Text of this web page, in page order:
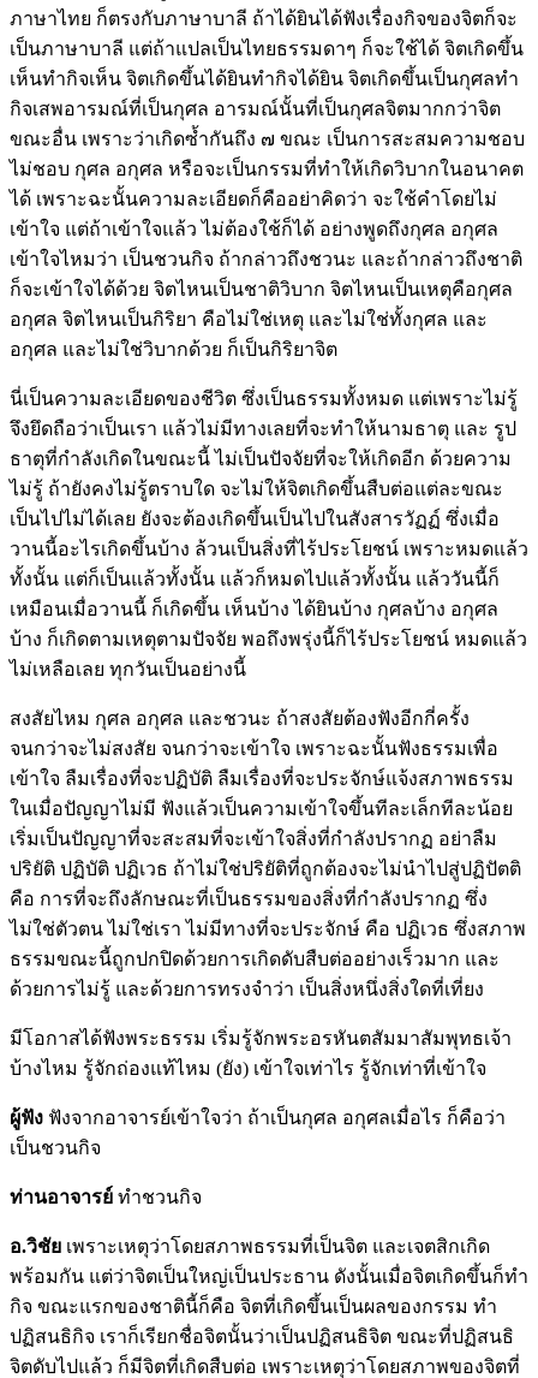
ภาษาไทย ก็ตรงกับภาษาบาลี ถ้าได้ยินได้ฟังเรื่องกิจของจิตก็จะ
เป็นภาษาบาลี แต่ถ้าแปลเป็นไทยธรรมดาๆ ก็จะใช้ได้ จิตเกิดขึ้น
เห็นทำกิจเห็น จิตเกิดขึ้นได้ยินทำกิจได้ยิน จิตเกิดขึ้นเป็นกุศลทำ
กิจเสพอารมณ์ที่เป็นกุศล อารมณ์นั้นที่เป็นกุศลจิตมากกว่าจิต
ขณะอื่น เพราะว่าเกิดซ้ำกันถึง ๗ ขณะ เป็นการสะสมความชอบ
ไม่ชอบ กุศล อกุศล หรือจะเป็นกรรมที่ทำให้เกิดวิบากในอนาคต
ได้ เพราะฉะนั้นความละเอียดก็คืออย่าคิดว่า จะใช้คำโดยไม่
เข้าใจ แต่ถ้าเข้าใจแล้ว ไม่ต้องใช้ก็ได้ อย่างพูดถึงกุศล อกุศล
เข้าใจไหมว่า เป็นชวนกิจ ถ้ากล่าวถึงชวนะ และถ้ากล่าวถึงชาติ
ก็จะเข้าใจได้ด้วย จิตไหนเป็นชาติวิบาก จิตไหนเป็นเหตุคือกุศล
อกุศล จิตไหนเป็นกิริยา คือไม่ใช่เหตุ และไม่ใช่ทั้งกุศล และ
อกุศล และไม่ใช่วิบากด้วย ก็เป็นกิริยาจิต
นี่เป็นความละเอียดของชีวิต ซึ่งเป็นธรรมทั้งหมด แต่เพราะไม่รู้
จึงยึดถือว่าเป็นเรา แล้วไม่มีทางเลยที่จะทำให้นามธาตุ และ รูป
ธาตุที่กำลังเกิดในขณะนี้ ไม่เป็นปัจจัยที่จะให้เกิดอีก ด้วยความ
ไม่รู้ ถ้ายังคงไม่รู้ตราบใด จะไม่ให้จิตเกิดขึ้นสืบต่อแต่ละขณะ
เป็นไปไม่ได้เลย ยังจะต้องเกิดขึ้นเป็นไปในสังสารวัฏฏ์ ซึ่งเมื่อ
วานนี้อะไรเกิดขึ้นบ้าง ล้วนเป็นสิ่งที่ไร้ประโยชน์ เพราะหมดแล้ว
ทั้งนั้น แต่ก็เป็นแล้วทั้งนั้น แล้วก็หมดไปแล้วทั้งนั้น แล้ววันนี้ก็
เหมือนเมื่อวานนี้ ก็เกิดขึ้น เห็นบ้าง ได้ยินบ้าง กุศลบ้าง อกุศล
บ้าง ก็เกิดตามเหตุตามปัจจัย พอถึงพรุ่งนี้ก็ไร้ประโยชน์ หมดแล้ว
ไม่เหลือเลย ทุกวันเป็นอย่างนี้
สงสัยไหม กุศล อกุศล และชวนะ ถ้าสงสัยต้องฟังอีกกี่ครั้ง
จนกว่าจะไม่สงสัย จนกว่าจะเข้าใจ เพราะฉะนั้นฟังธรรมเพื่อ
เข้าใจ ลืมเรื่องที่จะปฏิบัติ ลืมเรื่องที่จะประจักษ์แจ้งสภาพธรรม
ในเมื่อปัญญาไม่มี ฟังแล้วเป็นความเข้าใจขึ้นทีละเล็กทีละน้อย
เริ่มเป็นปัญญาที่จะสะสมที่จะเข้าใจสิ่งที่กำลังปรากฏ อย่าลืม
ปริยัติ ปฏิบัติ ปฏิเวธ ถ้าไม่ใช่ปริยัติที่ถูกต้องจะไม่นำไปสู่ปฏิปัตติ
คือ การที่จะถึงลักษณะที่เป็นธรรมของสิ่งที่กำลังปรากฏ ซึ่ง
ไม่ใช่ตัวตน ไม่ใช่เรา ไม่มีทางที่จะประจักษ์ คือ ปฏิเวธ ซึ่งสภาพ
ธรรมขณะนี้ถูกปกปิดด้วยการเกิดดับสืบต่ออย่างเร็วมาก และ
ด้วยการไม่รู้ และด้วยการทรงจำว่า เป็นสิ่งหนึ่งสิ่งใดที่เที่ยง
มีโอกาสได้ฟังพระธรรม เริ่มรู้จักพระอรหันตสัมมาสัมพุทธเจ้า
บ้างไหม รู้จักถ่องแท้ไหม (ยัง) เข้าใจเท่าไร รู้จักเท่าที่เข้าใจ
ผู้ฟัง ฟังจากอาจารย์เข้าใจว่า ถ้าเป็นกุศล อกุศลเมื่อไร ก็คือว่า
เป็นชวนกิจ
ท่านอาจารย์ ทำชวนกิจ
อ.วิชัย เพราะเหตุว่าโดยสภาพธรรมที่เป็นจิต และเจตสิกเกิด
พร้อมกัน แต่ว่าจิตเป็นใหญ่เป็นประธาน ดังนั้นเมื่อจิตเกิดขึ้นก็ทำ
กิจ ขณะแรกของชาตินี้ก็คือ จิตที่เกิดขึ้นเป็นผลของกรรม ทำ
ปฏิสนธิกิจ เราก็เรียกชื่อจิตนั้นว่าเป็นปฏิสนธิจิต ขณะที่ปฏิสนธิ
จิตดับไปแล้ว ก็มีจิตที่เกิดสืบต่อ เพราะเหตุว่าโดยสภาพของจิตที่